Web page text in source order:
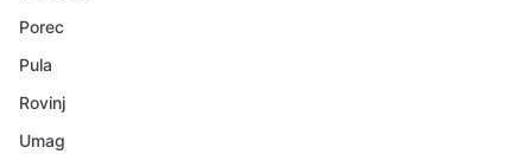
Porec
Pula
Rovinj
Umag